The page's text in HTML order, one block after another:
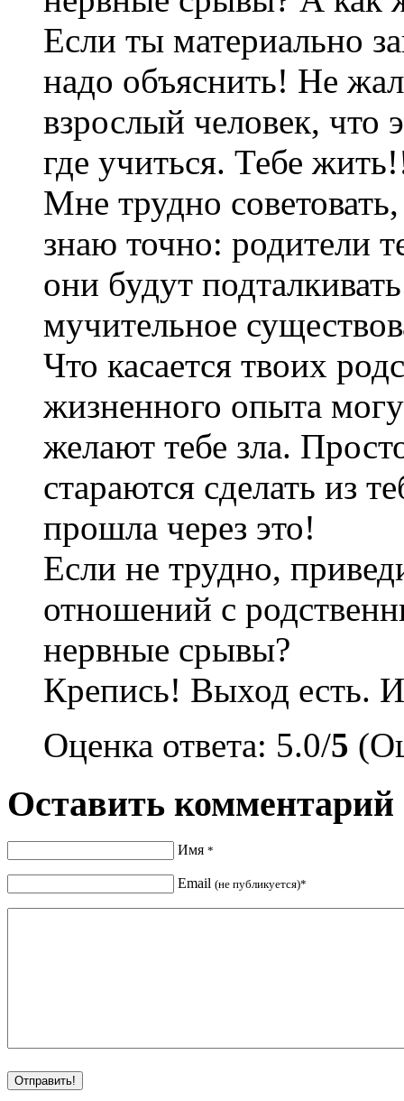
Если ты материально
надо объяснить! Не
взрослый человек, что
где учиться. Тебе
Мне трудно
знаю точно: родители
они будут
мучительное
Что касается твоих
жизненного опыта
желают тебе зла.
стараются сделать из
прошла через это!
Если не трудно,
отношений с
нервные срывы?
Крепись! Выход есть.
Оценка ответа: 5.0/5
Оставить комментарий
Имя *
Email (не публикуется)*